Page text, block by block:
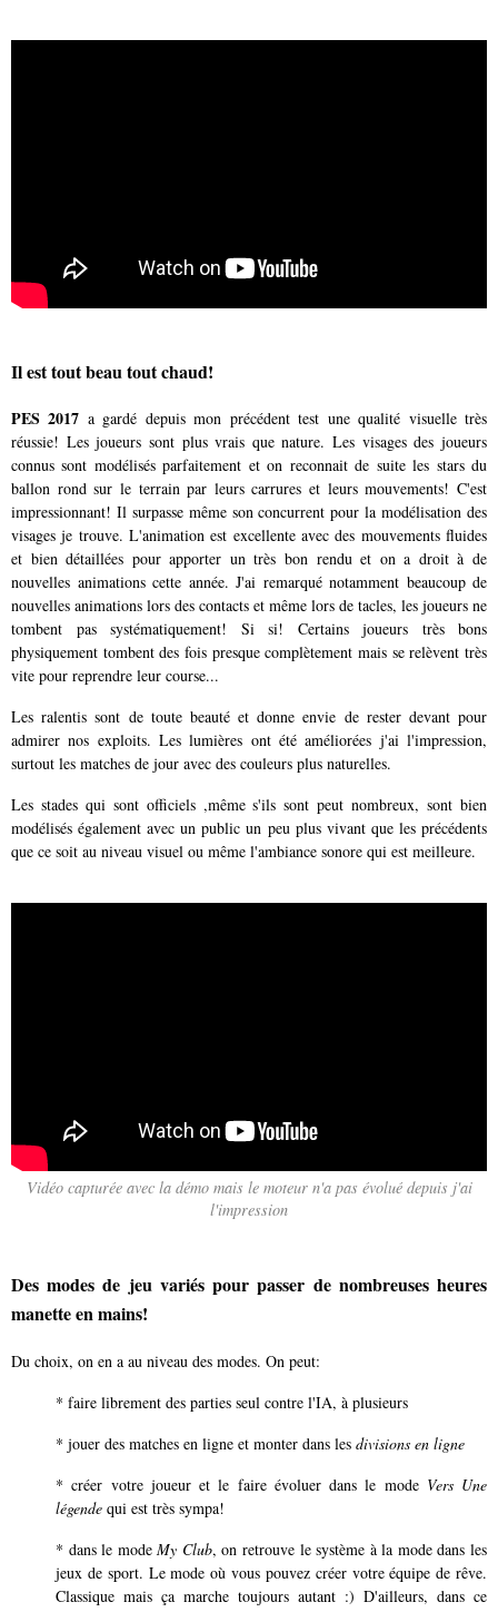
Il est tout beau tout chaud!
PES 2017 a gardé depuis mon précédent test une qualité visuelle très
réussie! Les joueurs sont plus vrais que nature. Les visages des joueurs
connus sont modélisés parfaitement et on reconnait de suite les stars du
ballon rond sur le terrain par leurs carrures et leurs mouvements! C'est
impressionnant! Il surpasse même son concurrent pour la modélisation des
visages je trouve. L'animation est excellente avec des mouvements fluides
et bien détaillées pour apporter un très bon rendu et on a droit à de
nouvelles animations cette année. J'ai remarqué notamment beaucoup de
nouvelles animations lors des contacts et même lors de tacles, les joueurs ne
tombent pas systématiquement! Si si! Certains joueurs très bons
physiquement tombent des fois presque complètement mais se relèvent très
vite pour reprendre leur course...
Les ralentis sont de toute beauté et donne envie de rester devant pour
admirer nos exploits. Les lumières ont été améliorées j'ai l'impression,
surtout les matches de jour avec des couleurs plus naturelles.
Les stades qui sont officiels ,même s'ils sont peut nombreux, sont bien
modélisés également avec un public un peu plus vivant que les précédents
que ce soit au niveau visuel ou même l'ambiance sonore qui est meilleure.
Vidéo capturée avec la démo mais le moteur n'a pas évolué depuis j'ai
l'impression
Des modes de jeu variés pour passer de nombreuses heures
manette en mains!
Du choix, on en a au niveau des modes. On peut:
* faire librement des parties seul contre l'IA, à plusieurs
* jouer des matches en ligne et monter dans les divisions en ligne
* créer votre joueur et le faire évoluer dans le mode Vers Une
légende qui est très sympa!
* dans le modeMy Club, on retrouve le système à la mode dans les
jeux de sport. Le mode où vous pouvez créer votre équipe de rêve.
Classique mais ça marche toujours autant :) D'ailleurs, dans ce